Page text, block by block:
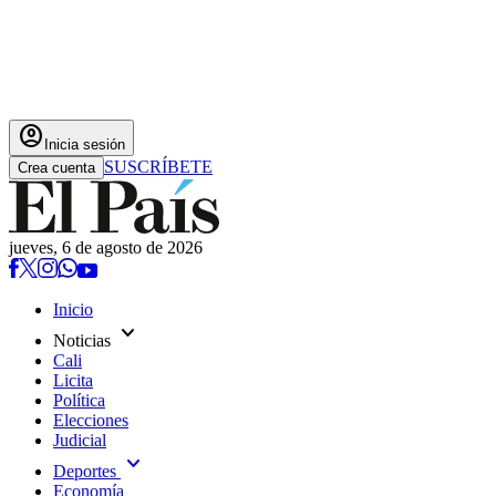
account_circle Inicia sesión
Crea cuenta SUSCRÍBETE
jueves, 6 de agosto de 2026
Inicio
Noticias expand_more
Cali
Licita
Política
Elecciones
Judicial
Deportes expand_more
Economía